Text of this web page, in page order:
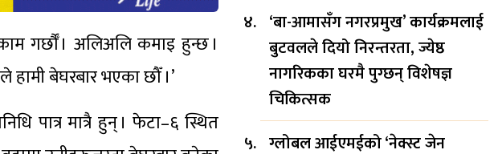
गर्छौँ । अलिअलि कमाइ हुन्छ ।
हामी बेघरबार भएका छौँ ।’
पात्र मात्रै हुन् । फेटा–६ स्थित
‘बा-आमासँग नगरप्रमुख’ कार्यक्रमलाई
बुटवलले दियो निरन्तरता, ज्येष्ठ
नागरिकका घरमै पुग्छन् विशेषज्ञ
चिकित्सक
ग्लोबल आईएमईको ‘नेक्स्ट जेन